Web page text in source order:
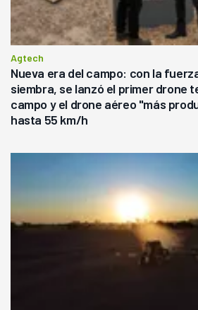
Agtech
Nueva era del campo: con la
siembra, se lanzó el primer drone
campo y el drone aéreo "más
hasta 55 km/h